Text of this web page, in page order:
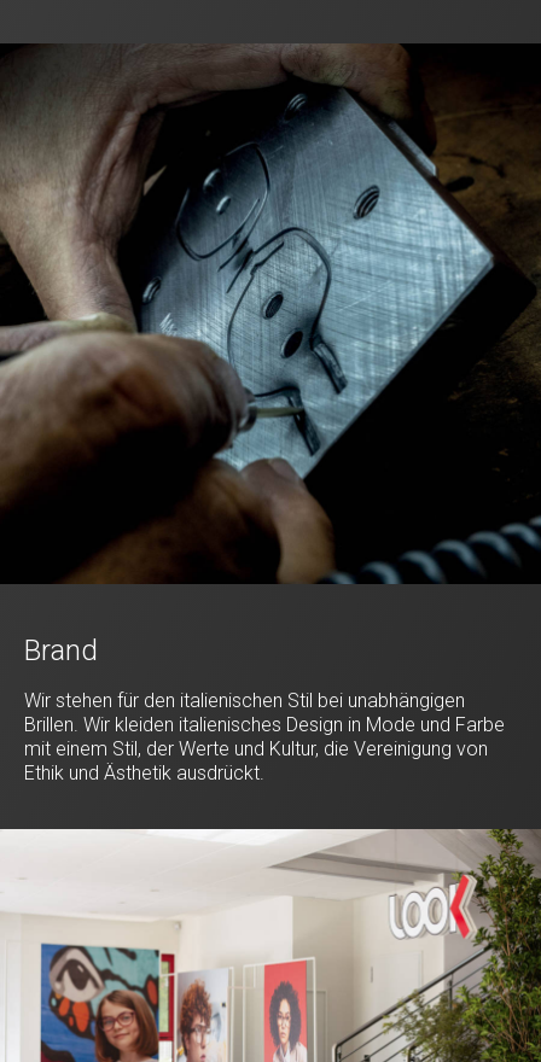
Brand
Wir stehen für den italienischen Stil bei unabhängigen
Brillen. Wir kleiden italienisches Design in Mode und Farbe
mit einem Stil, der Werte und Kultur, die Vereinigung von
Ethik und Ästhetik ausdrückt.